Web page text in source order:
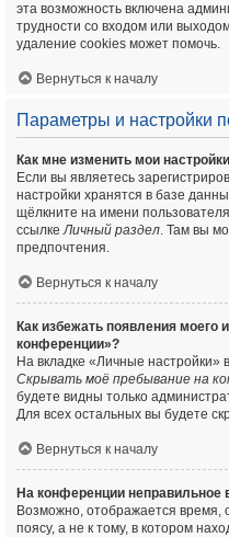
эта возможность включена
трудности со входом или
удаление cookies может помочь.
Вернуться к началу
Параметры и настройки
Как мне изменить мои
Если вы являетесь
настройки хранятся в базе
щёлкните на имени
ссылкеЛичный раздел. Там вы
предпочтения.
Вернуться к началу
Как избежать появления моего
конференции»?
На вкладке «Личные
Скрывать моё пребывание на
будете видны только
Для всех остальных вы будете
Вернуться к началу
На конференции неправильное
Возможно, отображается время,
поясу, а не к тому, в котором